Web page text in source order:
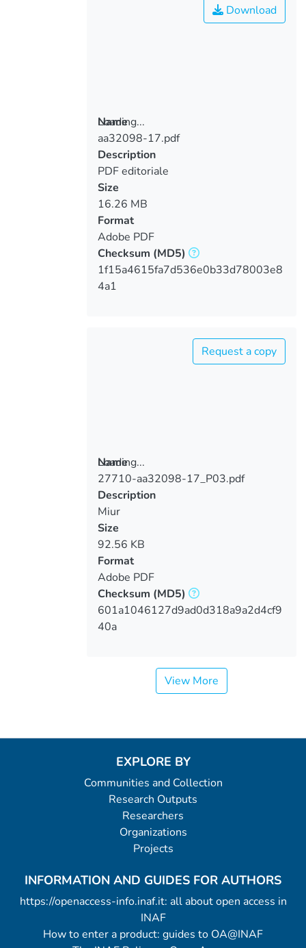
Loading...
Loading...
Download
Name
aa32098-17.pdf
Description
PDF editoriale
Size
16.26 MB
Format
Adobe PDF
Checksum (MD5)
1f15a4615fa7d536e0b33d78003e8
4a1
Loading...
Loading...
Request a copy
Name
27710-aa32098-17_P03.pdf
Description
Miur
Size
92.56 KB
Format
Adobe PDF
Checksum (MD5)
601a1046127d9ad0d318a9a2d4cf9
40a
View More
EXPLORE BY
Communities and Collection
Research Outputs
Researchers
Organizations
Projects
INFORMATION AND GUIDES FOR AUTHORS
https://openaccess-info.inaf.it: all about open access in
INAF
How to enter a product: guides to OA@INAF